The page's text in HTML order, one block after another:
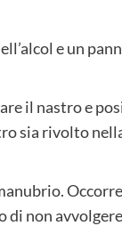
e un
il nastro e
sia rivolto
di non